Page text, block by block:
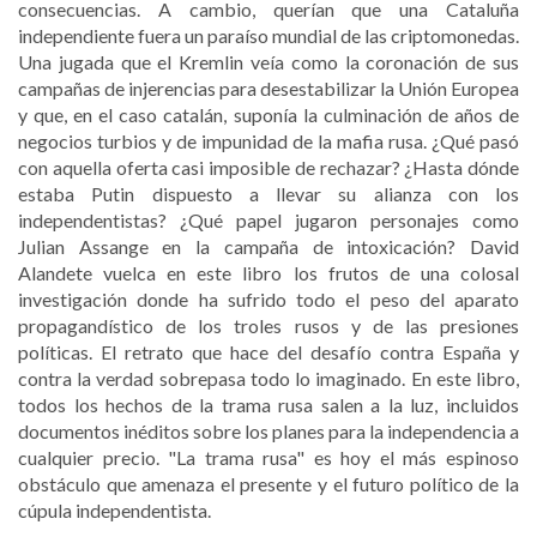
consecuencias. A cambio, querían que una Cataluña
independiente fuera un paraíso mundial de las criptomonedas.
Una jugada que el Kremlin veía como la coronación de sus
campañas de injerencias para desestabilizar la Unión Europea
y que, en el caso catalán, suponía la culminación de años de
negocios turbios y de impunidad de la mafia rusa. ¿Qué pasó
con aquella oferta casi imposible de rechazar? ¿Hasta dónde
estaba Putin dispuesto a llevar su alianza con los
independentistas? ¿Qué papel jugaron personajes como
Julian Assange en la campaña de intoxicación? David
Alandete vuelca en este libro los frutos de una colosal
investigación donde ha sufrido todo el peso del aparato
propagandístico de los troles rusos y de las presiones
políticas. El retrato que hace del desafío contra España y
contra la verdad sobrepasa todo lo imaginado. En este libro,
todos los hechos de la trama rusa salen a la luz, incluidos
documentos inéditos sobre los planes para la independencia a
cualquier precio. "La trama rusa" es hoy el más espinoso
obstáculo que amenaza el presente y el futuro político de la
cúpula independentista.